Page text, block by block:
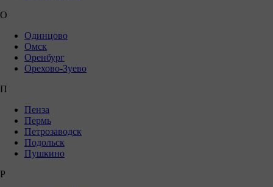
О
Одинцово
Омск
Оренбург
Орехово-Зуево
П
Пенза
Пермь
Петрозаводск
Подольск
Пушкино
Р